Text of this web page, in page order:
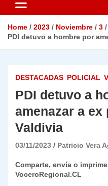
Home 2023 Noviembre
3
PDI detuvo a hombre por
DESTACADAS POLICIAL
PDI detuvo a
amenazar a ex
Valdivia
03/11/2023 Patricio Vera
Comparte, envía o
VoceroRegional.CL